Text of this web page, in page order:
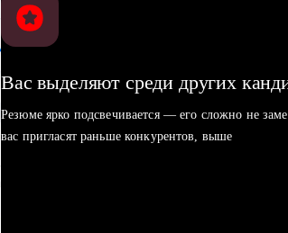
Вас выделяют среди других
Резюме ярко подсвечивается — его сложно не
вас пригласят раньше конкурентов, выше